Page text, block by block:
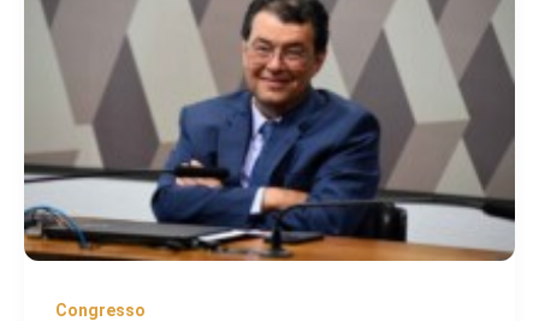
Congresso